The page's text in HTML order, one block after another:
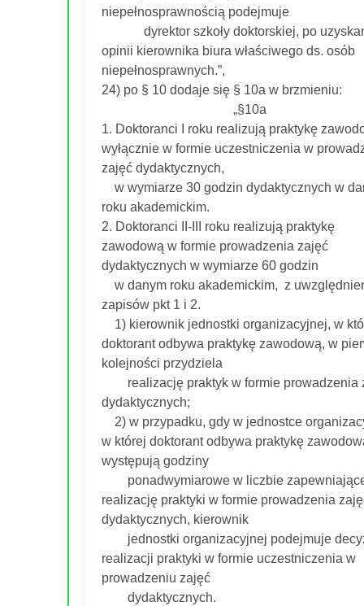
niepełnosprawnością podejmuje
dyrektor szkoły doktorskiej, po
opinii kierownika biura właściwego ds. osób
niepełnosprawnych.”,
24) po § 10 dodaje się § 10a w brzmieniu:
„§10a
1. Doktoranci I roku realizują praktykę
wyłącznie w formie uczestniczenia w
zajęć dydaktycznych,
w wymiarze 30 godzin dydaktycznych w
roku akademickim.
2. Doktoranci II-III roku realizują praktykę
zawodową w formie prowadzenia zajęć
dydaktycznych w wymiarze 60 godzin
w danym roku akademickim, z
zapisów pkt 1 i 2.
1) kierownik jednostki organizacyjnej, w
doktorant odbywa praktykę zawodową, w
kolejności przydziela
realizację praktyk w formie prowadzenia
dydaktycznych;
2) w przypadku, gdy w jednostce
w której doktorant odbywa praktykę
występują godziny
ponadwymiarowe w liczbie
realizację praktyki w formie prowadzenia
dydaktycznych, kierownik
jednostki organizacyjnej podejmuje
realizacji praktyki w formie uczestniczenia w
prowadzeniu zajęć
dydaktycznych.